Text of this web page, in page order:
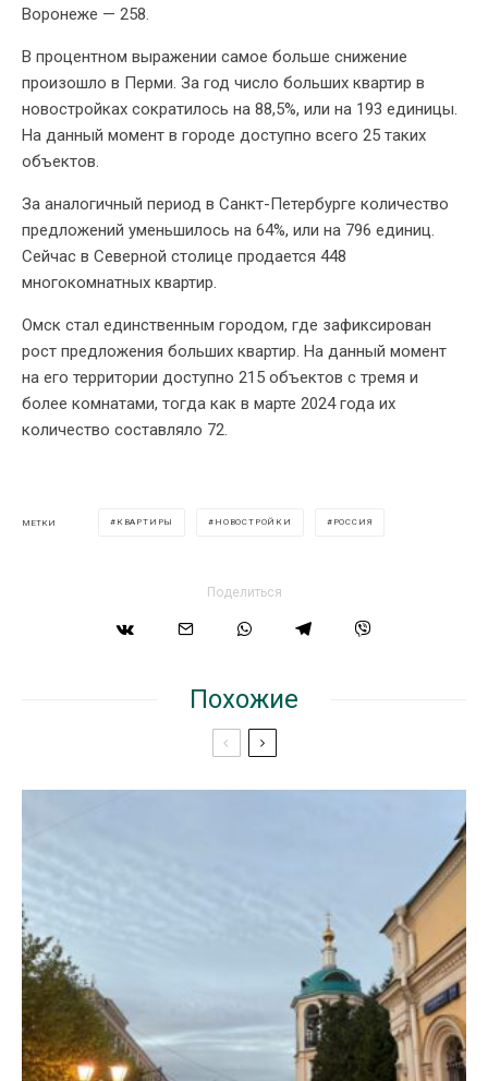
Воронеже — 258.
В процентном выражении самое больше снижение
произошло в Перми. За год число больших квартир в
новостройках сократилось на 88,5%, или на 193 единицы.
На данный момент в городе доступно всего 25 таких
объектов.
За аналогичный период в Санкт-Петербурге количество
предложений уменьшилось на 64%, или на 796 единиц.
Сейчас в Северной столице продается 448
многокомнатных квартир.
Омск стал единственным городом, где зафиксирован
рост предложения больших квартир. На данный момент
на его территории доступно 215 объектов с тремя и
более комнатами, тогда как в марте 2024 года их
количество составляло 72.
МЕТКИ КВАРТИРЫ НОВОСТРОЙКИ РОССИЯ
Поделиться
Похожие